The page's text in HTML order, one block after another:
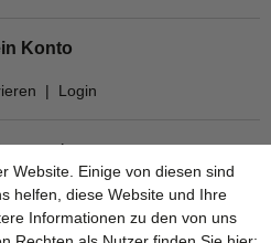
Konto
| Login
Website. Einige von diesen sind
helfen, diese Website und Ihre
Informationen zu den von uns